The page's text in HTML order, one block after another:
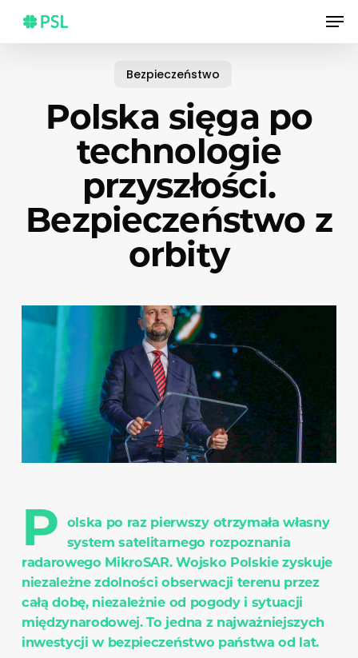
main
Bezpieczeństwo
Polska sięga po
technologie
przyszłości.
Bezpieczeństwo z
orbity
P olska po raz pierwszy otrzymała własny
system satelitarnego rozpoznania
radarowego MikroSAR. Wojsko Polskie zyskuje
niezależne zdolności obserwacji terenu przez
całą dobę, niezależnie od pogody i sytuacji
międzynarodowej. To jedna z najważniejszych
inwestycji w bezpieczeństwo państwa od lat.